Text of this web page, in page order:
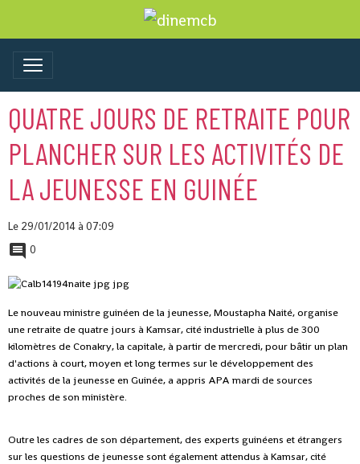
QUATRE JOURS DE RETRAITE POUR
PLANCHER SUR LES ACTIVITÉS DE
LA JEUNESSE EN GUINÉE
Le 29/01/2014à 07:09
0
Le nouveau ministre guinéen de la jeunesse, Moustapha Naité, organise
une retraite de quatre jours à Kamsar, cité industrielle à plus de 300
kilomètres de Conakry, la capitale, à partir de mercredi, pour bâtir un plan
d'actions à court, moyen et long termes sur le développement des
activités de la jeunesse en Guinée, a appris APA mardi de sources
proches de son ministère.
Outre les cadres de son département, des experts guinéens et étrangers
sur les questions de jeunesse sont également attendus à Kamsar, cité